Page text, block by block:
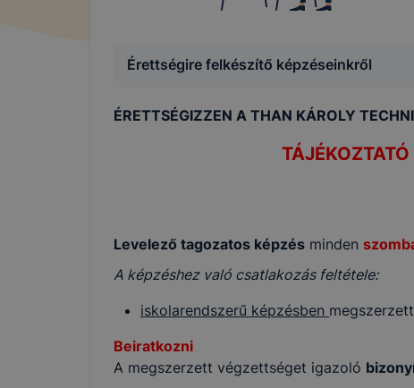
Érettségire felkészítő képzéseinkről
ÉRETTSÉGIZZEN A THAN KÁROLY
Levelező tagozatos képzés minden
A képzéshez való csatlakozás feltétele:
iskolarendszerű képzésben
Beiratkozni
A megszerzett végzettséget igazoló